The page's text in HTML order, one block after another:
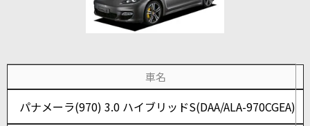
車名
パナメーラ(970) 3.0 ハイブリッドS(DAA/ALA-970CGEA)